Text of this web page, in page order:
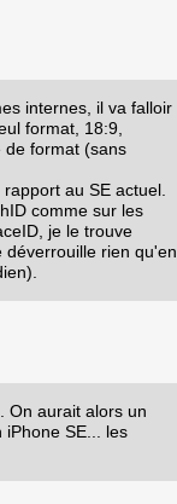
internes, il va falloir
format, 18:9,
de format (sans
au SE actuel.
comme sur les
je le trouve
déverrouille rien qu'en
On aurait alors un
iPhone SE... les